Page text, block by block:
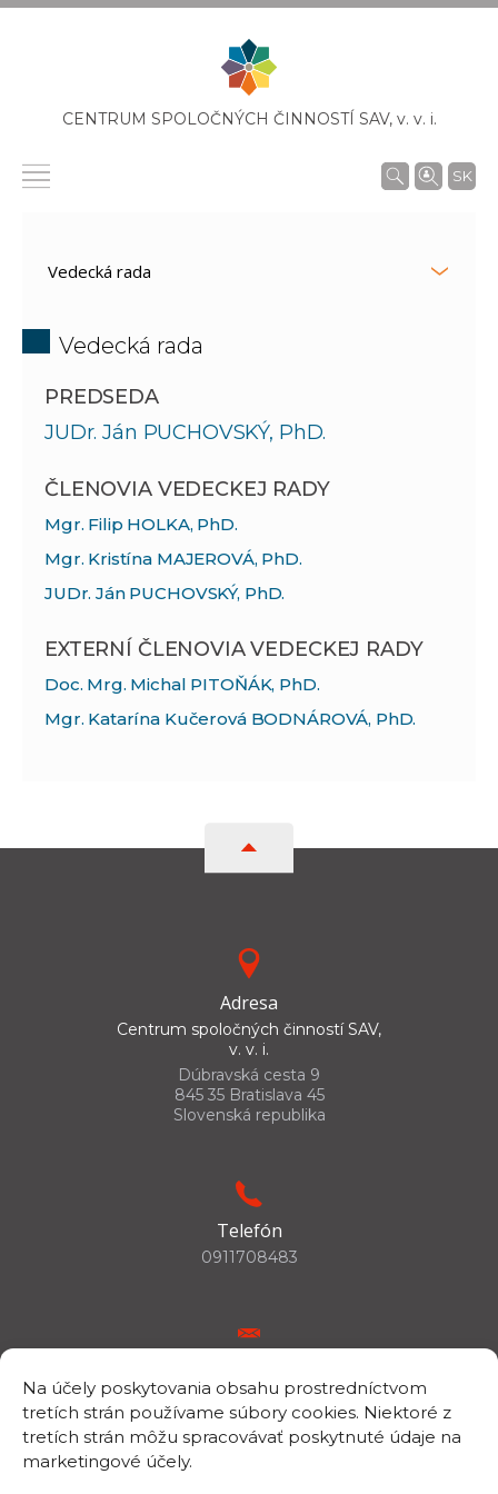
Na účely poskytovania obsahu prostredníctvom
tretích strán používame súbory cookies. Niektoré z
tretích strán môžu spracovávať poskytnuté údaje na
marketingové účely.
CENTRUM SPOLOČNÝCH ČINNOSTÍ SAV, v. v. i.
SK
Vedecká rada
PREDSEDA
JUDr. Ján PUCHOVSKÝ, PhD.
ČLENOVIA VEDECKEJ RADY
Mgr. Filip HOLKA, PhD.
Mgr. Kristína MAJEROVÁ, PhD.
JUDr. Ján PUCHOVSKÝ, PhD.
EXTERNÍ ČLENOVIA VEDECKEJ RADY
Doc. Mrg. Michal PITOŇÁK, PhD.
Mgr. Katarína Kučerová BODNÁROVÁ, PhD.
Adresa
Centrum spoločných činností SAV,
v. v. i.
Dúbravská cesta 9
845 35 Bratislava 45
Slovenská republika
Telefón
0911708483
csc.info@savba.sk